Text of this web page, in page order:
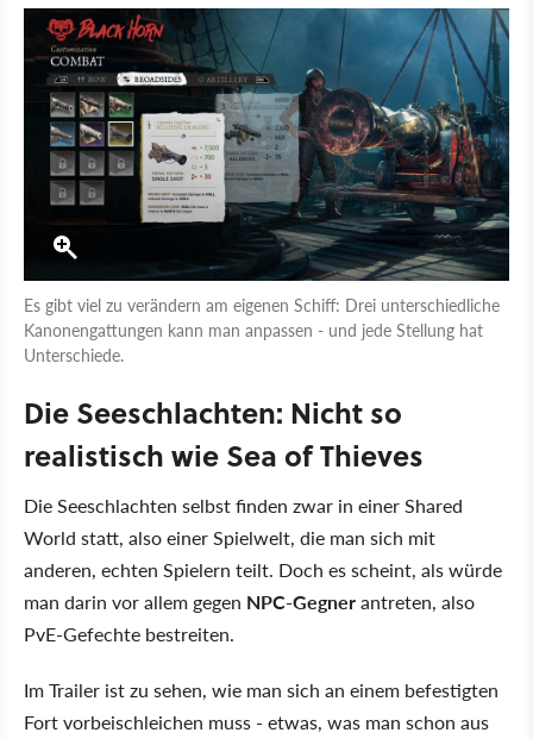
Es gibt viel zu verändern am eigenen Schiff: Drei unterschiedliche
Kanonengattungen kann man anpassen - und jede Stellung hat
Unterschiede.
Die Seeschlachten: Nicht so
realistisch wie Sea of Thieves
Die Seeschlachten selbst finden zwar in einer Shared
World statt, also einer Spielwelt, die man sich mit
anderen, echten Spielern teilt. Doch es scheint, als würde
man darin vor allem gegen NPC-Gegnerantreten, also
PvE-Gefechte bestreiten.
Im Trailer ist zu sehen, wie man sich an einem befestigten
Fort vorbeischleichen muss - etwas, was man schon aus